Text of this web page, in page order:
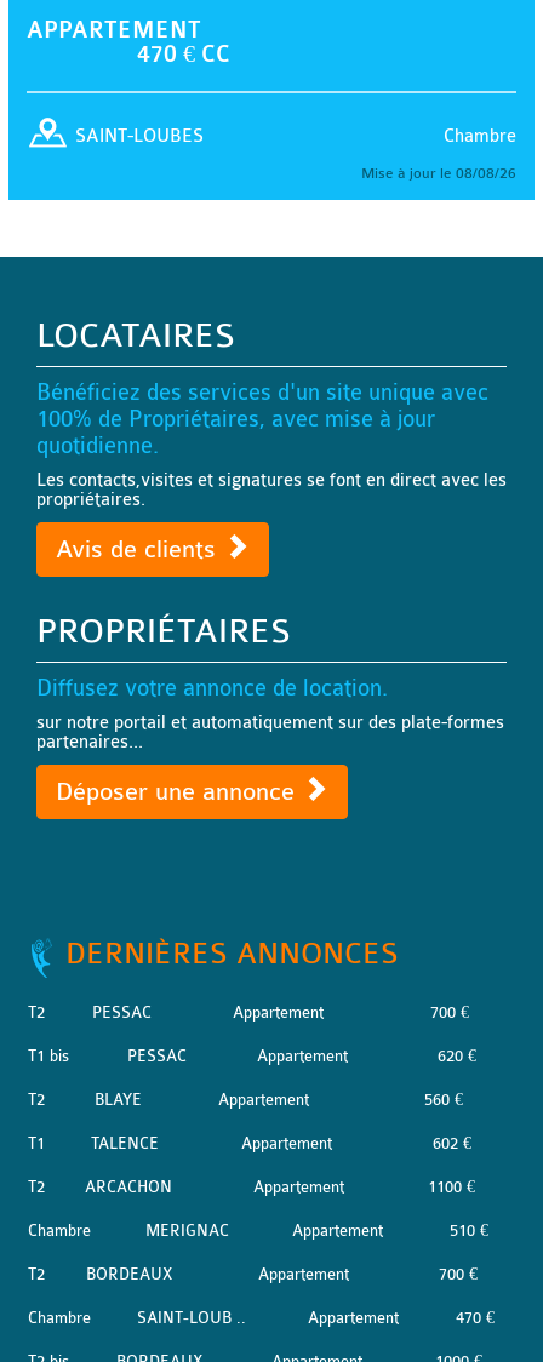
APPARTEMENT
470 € CC
Chambre
SAINT-LOUBES
Mise à jour le 08/08/26
LOCATAIRES
Bénéficiez des services d'un site unique avec
100% de Propriétaires, avec mise à jour
quotidienne.
Les contacts,visites et signatures se font en direct avec les
propriétaires.
Avis de clients
PROPRIÉTAIRES
Diffusez votre annonce de location.
sur notre portail et automatiquement sur des plate-formes
partenaires...
Déposer une annonce
DERNIÈRES ANNONCES
T2 PESSAC Appartement 700 €
T1 bis PESSAC Appartement 620 €
T2 BLAYE Appartement 560 €
T1 TALENCE Appartement 602 €
T2 ARCACHON Appartement 1100 €
Chambre MERIGNAC Appartement 510 €
T2 BORDEAUX Appartement 700 €
Chambre SAINT-LOUB .. Appartement 470 €